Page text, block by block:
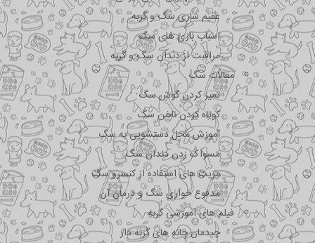
عقیم سازی سگ و گربه
اسباب بازی های سگ
مراقبت از دندان سگ و گربه
مقالات سگ
تمیز کردن گوش سگ
کوتاه کردن ناخن سگ
آموزش محل دستشویی به سگ
مسواک زدن دندان سگ
مزیت های استفاده از کنسرو سگ
مدفوع خواری سگ و درمان آن
فیلم های آموزشی گربه
چیدمان خانه های گربه دار